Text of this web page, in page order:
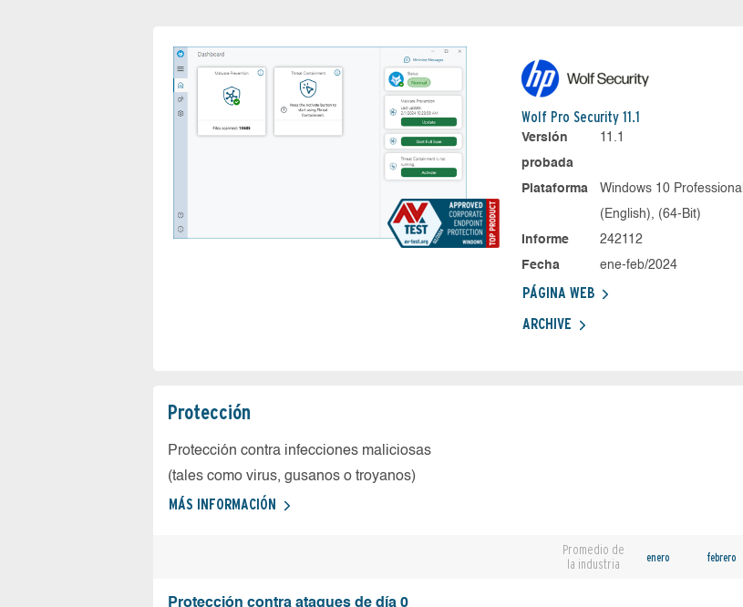
Wolf Pro Security 11.1
Versión
probada
11.1
Plataforma
Windows 10 Professional
(English), (64-Bit)
Informe
242112
Fecha
ene-feb/2024
PÁGINA WEB
ARCHIVE
Protección
Protección contra infecciones maliciosas
(tales como virus, gusanos o troyanos)
MÁS INFORMACIÓN
Promedio de
la industria
enero febrero
Protección contra ataques de día 0